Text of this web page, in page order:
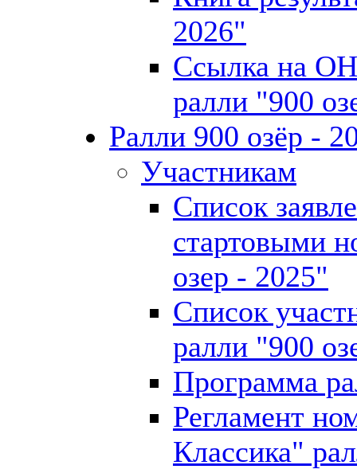
2026"
Ссылка на
ралли "900
Ралли 900 озёр -
Участникам
Список
стартовыми
озер - 2025"
Список
ралли "900
Программа
Регламент
Классика"